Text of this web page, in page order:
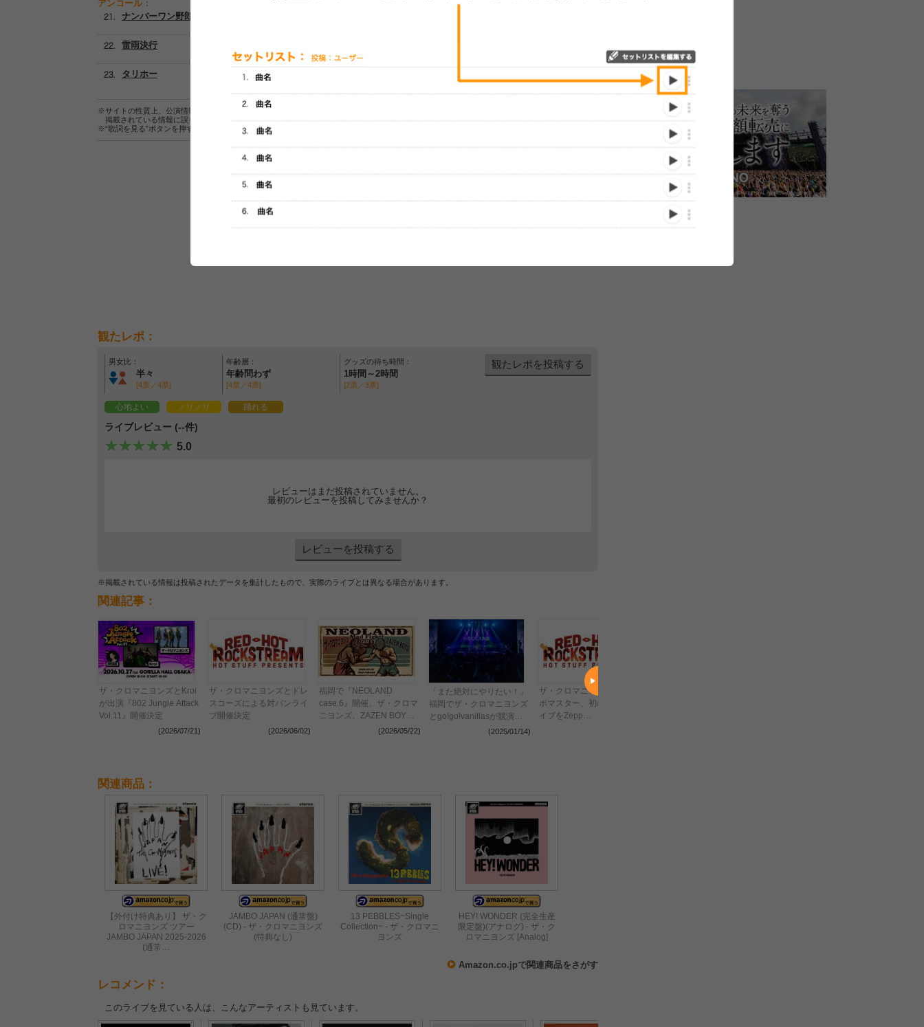
アンコール：
ナンバーワン野郎!
雷雨決行
タリホー
※サイトの性質上、公演情報およびセットリスト情報の正確性は保証されませんので、あらかじめご了承ください。
掲載されている情報に誤りがある場合は、
こちら
よりご連絡をお願い致します。
※“歌詞を見る”ボタンを押すと、株式会社ページワンが運営する歌詞サイト「
観たレポ：
男女比：
半々
[4票／4票]
年齢層：
年齢問わず
[4票／4票]
グッズの待ち時間：
1時間～2時間
[2票／3票]
観たレポを投稿する
心地よい ノリノリ 踊れる
ライブレビュー (--件)
5.0
レビューはまだ投稿されていません。
最初のレビューを投稿してみませんか？
レビューを投稿する
※掲載されている情報は投稿されたデータを集計したもので、実際のライブとは異なる場合があります。
関連記事：
ザ・クロマニヨンズとKroi
が出演『802 Jungle Attack
Vol.11』開催決定
(2026/07/21)
ザ・クロマニヨンズとドレ
スコーズによる対バンライ
ブ開催決定
(2026/06/02)
福岡で『NEOLAND
case.6』開催、ザ・クロマ
ニヨンズ、ZAZEN BOYS
(2026/05/22)
「また絶対にやりたい！」
福岡でザ・クロマニヨンズ
とgo!go!vanillasが競演ー
ー『NEOLAND CASE.4』
(2025/01/14)
ザ・クロマニヨンズ×サン
ボマスター、初の対バンラ
イブをZepp
関連商品：
【外付け特典あり】 ザ・ク
ロマニヨンズ ツアー
JAMBO JAPAN 2025-2026
(通常…
JAMBO JAPAN (通常盤)
(CD) - ザ・クロマニヨンズ
(特典なし)
13 PEBBLES~Single
Collection~ - ザ・クロマニ
ヨンズ
HEY! WONDER (完全生産
限定盤)(アナログ) - ザ・ク
ロマニヨンズ [Analog]
Amazon.co.jpで関連商品をさがす
レコメンド：
このライブを見ている人は、こんなアーティストも見ています。